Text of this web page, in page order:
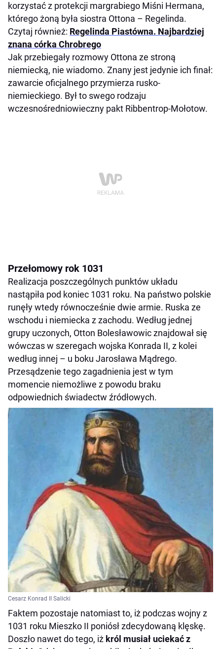
korzystać z protekcji margrabiego Miśni Hermana,
którego żoną była siostra Ottona – Regelinda.
Czytaj również: Regelinda Piastówna. Najbardziej
znana córka Chrobrego
Jak przebiegały rozmowy Ottona ze stroną
niemiecką, nie wiadomo. Znany jest jedynie ich finał:
zawarcie oficjalnego przymierza rusko-
niemieckiego. Był to swego rodzaju
wczesnośredniowieczny pakt Ribbentrop-Mołotow.
Przełomowy rok 1031
Realizacja poszczególnych punktów układu
nastąpiła pod koniec 1031 roku. Na państwo polskie
runęły wtedy równocześnie dwie armie. Ruska ze
wschodu i niemiecka z zachodu. Według jednej
grupy uczonych, Otton Bolesławowic znajdował się
wówczas w szeregach wojska Konrada II, z kolei
według innej – u boku Jarosława Mądrego.
Przesądzenie tego zagadnienia jest w tym
momencie niemożliwe z powodu braku
odpowiednich świadectw źródłowych.
Cesarz Konrad II Salicki
Faktem pozostaje natomiast to, iż podczas wojny z
1031 roku Mieszko II poniósł zdecydowaną klęskę.
Doszło nawet do tego, iż król musiał uciekać z